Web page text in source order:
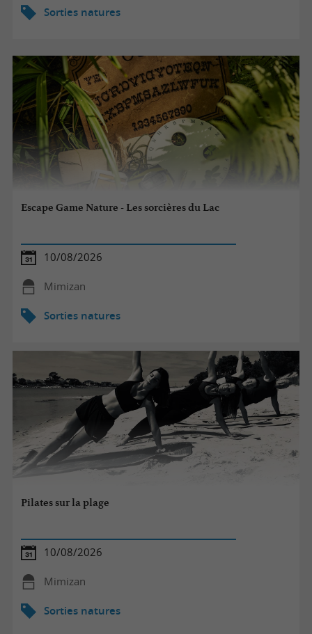
Sorties natures
Escape Game Nature - Les sorcières du Lac
10/08/2026
Mimizan
Sorties natures
Pilates sur la plage
10/08/2026
Mimizan
Sorties natures